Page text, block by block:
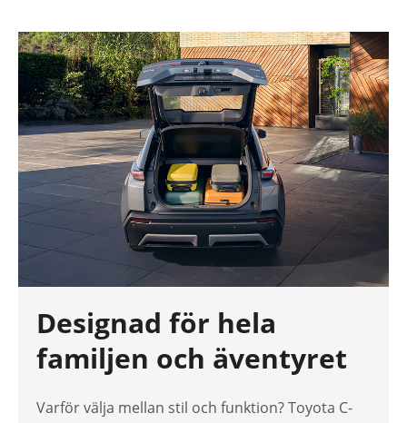
Designad för hela
familjen och äventyret
Varför välja mellan stil och funktion? Toyota C-